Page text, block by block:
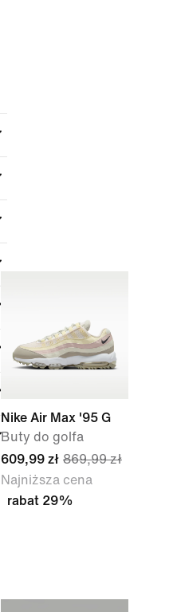
Nike Air Max '95 G
Buty do golfa
609,99 zł 869,99 zł
Najniższa cena
rabat 29%